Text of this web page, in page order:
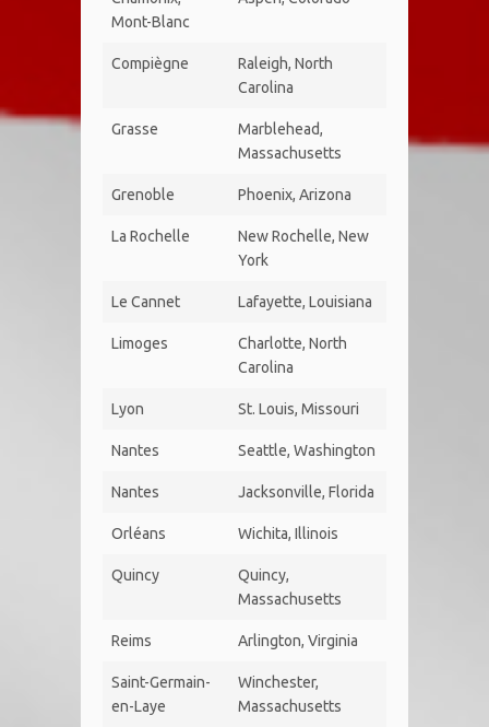
Mont-Blanc
Compiègne
Raleigh, North
Carolina
Grasse
Marblehead,
Massachusetts
Grenoble Phoenix, Arizona
La Rochelle
New Rochelle, New
York
Le Cannet Lafayette, Louisiana
Limoges
Charlotte, North
Carolina
Lyon St. Louis, Missouri
Nantes Seattle, Washington
Nantes Jacksonville, Florida
Orléans Wichita, Illinois
Quincy
Quincy,
Massachusetts
Reims Arlington, Virginia
Saint-Germain-
en-Laye
Winchester,
Massachusetts